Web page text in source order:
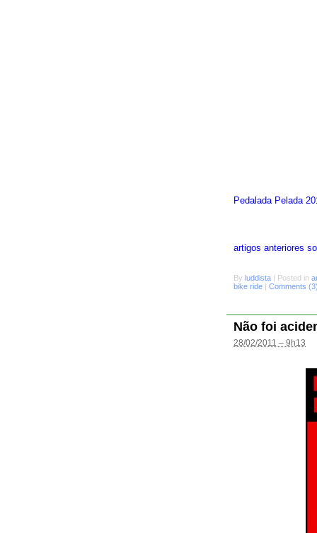
Pedalada Pelada
artigos anteriores
By luddista | Posted in
bike ride | Comments
Não foi
28/02/2011 – 9h13